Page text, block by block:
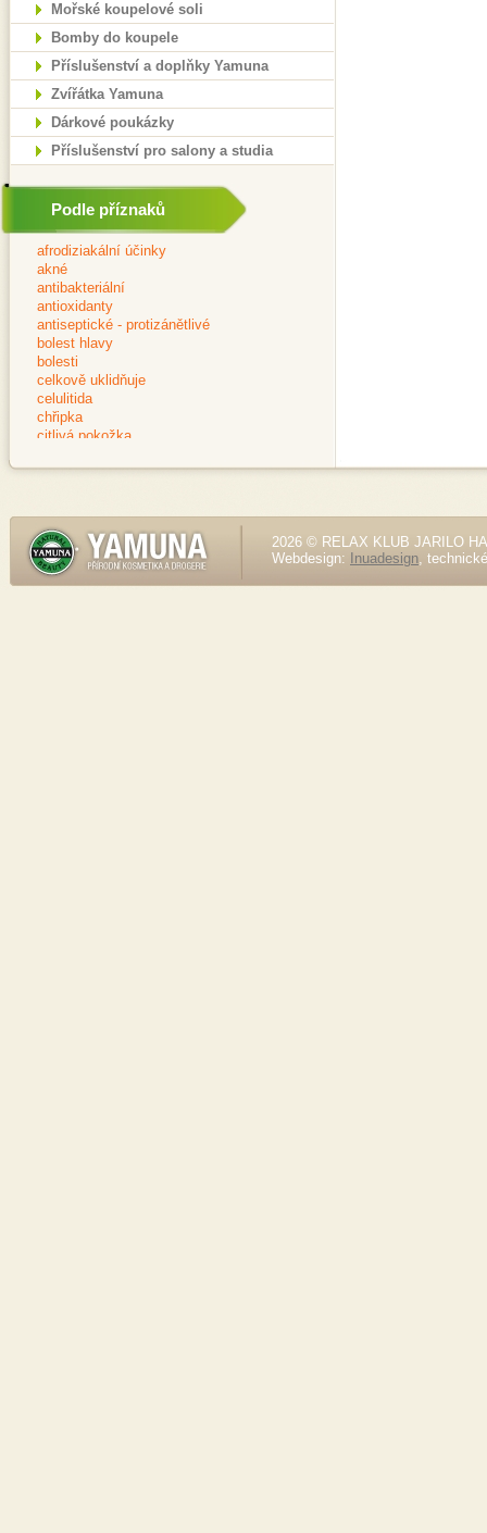
Mořské koupelové soli
Bomby do koupele
Příslušenství a doplňky Yamuna
Zvířátka Yamuna
Dárkové poukázky
Příslušenství pro salony a studia
Podle příznaků
2026 © RELAX KLUB JARILO
Webdesign:
Inuadesign,